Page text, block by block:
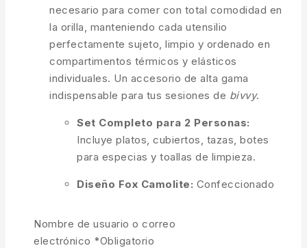
necesario para comer con total comodidad en
la orilla, manteniendo cada utensilio
perfectamente sujeto, limpio y ordenado en
compartimentos térmicos y elásticos
individuales. Un accesorio de alta gama
indispensable para tus sesiones de bivvy.
Set Completo para 2 Personas:
Incluye platos, cubiertos, tazas, botes
para especias y toallas de limpieza.
Diseño Fox Camolite: Confeccionado
Fox y cremalleras dobles reforzadas de
10mm.
Nombre de usuario o correo
electrónico *Obligatorio